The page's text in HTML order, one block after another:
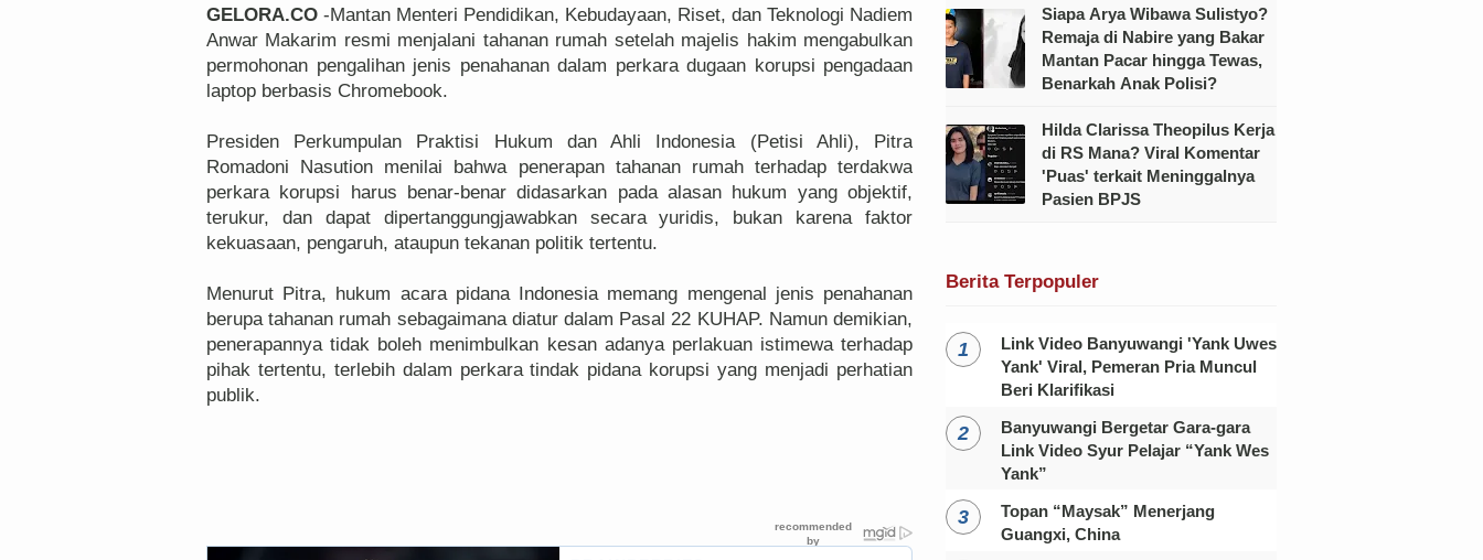
GELORA.CO -Mantan Menteri Pendidikan, Kebudayaan, Riset, dan Teknologi Nadiem
Anwar Makarim resmi menjalani tahanan rumah setelah majelis hakim mengabulkan
permohonan pengalihan jenis penahanan dalam perkara dugaan korupsi pengadaan
laptop berbasis Chromebook.
Presiden Perkumpulan Praktisi Hukum dan Ahli Indonesia (Petisi Ahli), Pitra
Romadoni Nasution menilai bahwa penerapan tahanan rumah terhadap terdakwa
perkara korupsi harus benar-benar didasarkan pada alasan hukum yang objektif,
terukur, dan dapat dipertanggungjawabkan secara yuridis, bukan karena faktor
kekuasaan, pengaruh, ataupun tekanan politik tertentu.
Menurut Pitra, hukum acara pidana Indonesia memang mengenal jenis penahanan
berupa tahanan rumah sebagaimana diatur dalam Pasal 22 KUHAP. Namun demikian,
penerapannya tidak boleh menimbulkan kesan adanya perlakuan istimewa terhadap
pihak tertentu, terlebih dalam perkara tindak pidana korupsi yang menjadi perhatian
publik.
Siapa Arya Wibawa Sulistyo?
Remaja di Nabire yang Bakar
Mantan Pacar hingga Tewas,
Benarkah Anak Polisi?
Hilda Clarissa Theopilus Kerja
di RS Mana? Viral Komentar
'Puas' terkait Meninggalnya
Pasien BPJS
Berita Terpopuler
Link Video Banyuwangi 'Yank Uwes
Yank' Viral, Pemeran Pria Muncul
Beri Klarifikasi
Banyuwangi Bergetar Gara-gara
Link Video Syur Pelajar “Yank Wes
Yank”
Topan “Maysak” Menerjang
Guangxi, China